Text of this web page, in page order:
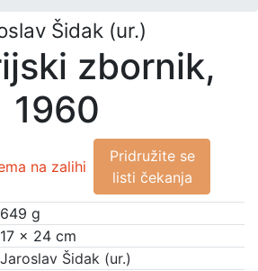
Šidak (ur.)
zbornik,
1960
na zalihi
Pridružite se
listi čekanja
649 g
17 × 24 cm
Jaroslav Šidak (ur.)